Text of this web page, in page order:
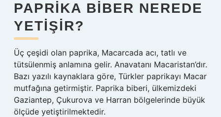
PAPRIKA BIBER NEREDE
YETIŞIR?
Üç çeşidi olan paprika, Macarcada acı, tatlı ve
tütsülenmiş anlamına gelir. Anavatanı Macaristan’dır.
Bazı yazılı kaynaklara göre, Türkler paprikayı Macar
mutfağına getirmiştir. Paprika biberi, ülkemizdeki
Gaziantep, Çukurova ve Harran bölgelerinde büyük
ölçüde yetiştirilmektedir.